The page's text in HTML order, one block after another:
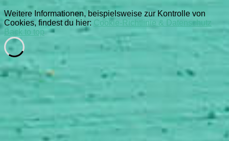
Weitere Informationen, beispielsweise zur Kontrolle von
Cookies, findest du hier: Cookie-Richtlinie & Datenschutz
Back to top